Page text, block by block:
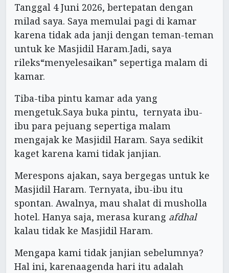
Tanggal 4 Juni 2026, bertepatan dengan
milad saya. Saya memulai pagi di kamar
karena tidak ada janji dengan teman-teman
untuk ke Masjidil Haram.Jadi, saya
rileks“menyelesaikan” sepertiga malam di
kamar.
Tiba-tiba pintu kamar ada yang
mengetuk.Saya buka pintu, ternyata ibu-
ibu para pejuang sepertiga malam
mengajak ke Masjidil Haram. Saya sedikit
kaget karena kami tidak janjian.
Merespons ajakan, saya bergegas untuk ke
Masjidil Haram. Ternyata, ibu-ibu itu
spontan. Awalnya, mau shalat di musholla
hotel. Hanya saja, merasa kurang afdhal
kalau tidak ke Masjidil Haram.
Mengapa kami tidak janjian sebelumnya?
Hal ini, karenaagenda hari itu adalah